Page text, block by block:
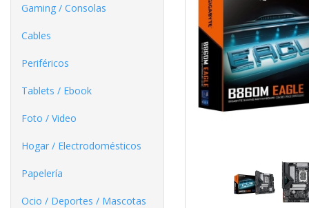
Gaming / Consolas
Cables
Periféricos
Tablets / Ebook
Foto / Video
Hogar / Electrodomésticos
Papelería
Ocio / Deportes / Mascotas